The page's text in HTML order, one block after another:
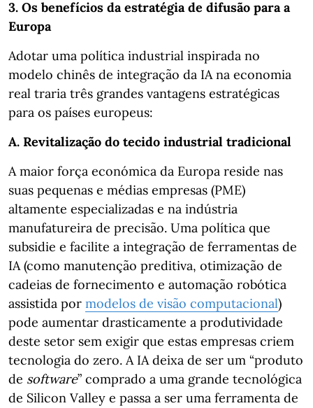
3. Os benefícios da estratégia de difusão para a
Europa
Adotar uma política industrial inspirada no
modelo chinês de integração da IA na economia
real traria três grandes vantagens estratégicas
para os países europeus:
A. Revitalização do tecido industrial tradicional
A maior força económica da Europa reside nas
suas pequenas e médias empresas (PME)
altamente especializadas e na indústria
manufatureira de precisão. Uma política que
subsidie e facilite a integração de ferramentas de
IA (como manutenção preditiva, otimização de
cadeias de fornecimento e automação robótica
assistida por modelos de visão computacional)
pode aumentar drasticamente a produtividade
deste setor sem exigir que estas empresas criem
tecnologia do zero. A IA deixa de ser um “produto
de software” comprado a uma grande tecnológica
de Silicon Valley e passa a ser uma ferramenta de